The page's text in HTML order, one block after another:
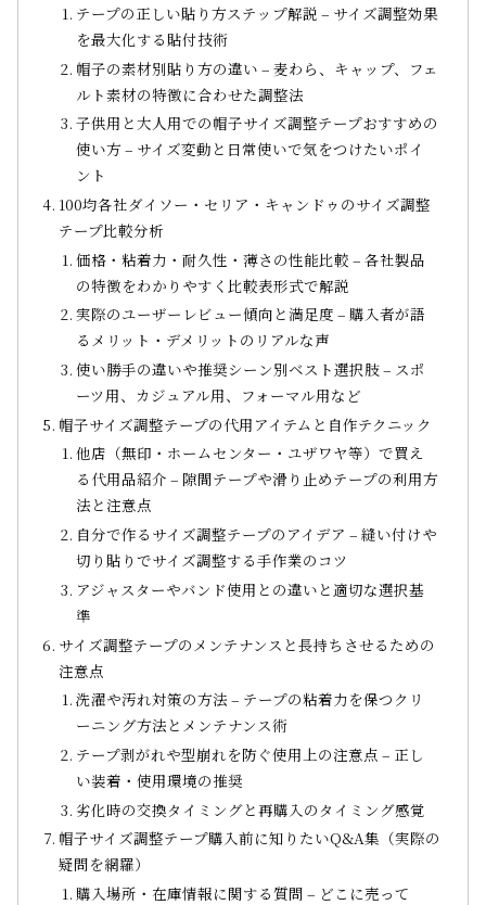
テープの正しい貼り方ステップ解説 – サイズ調整効果
を最大化する貼付技術
帽子の素材別貼り方の違い – 麦わら、キャップ、フェ
ルト素材の特徴に合わせた調整法
子供用と大人用での帽子サイズ調整テープおすすめの
使い方 – サイズ変動と日常使いで気をつけたいポイ
ント
100均各社ダイソー・セリア・キャンドゥのサイズ調整
テープ比較分析
価格・粘着力・耐久性・薄さの性能比較 – 各社製品
の特徴をわかりやすく比較表形式で解説
実際のユーザーレビュー傾向と満足度 – 購入者が語
るメリット・デメリットのリアルな声
使い勝手の違いや推奨シーン別ベスト選択肢 – スポ
ーツ用、カジュアル用、フォーマル用など
帽子サイズ調整テープの代用アイテムと自作テクニック
他店（無印・ホームセンター・ユザワヤ等）で買え
る代用品紹介 – 隙間テープや滑り止めテープの利用方
法と注意点
自分で作るサイズ調整テープのアイデア – 縫い付けや
切り貼りでサイズ調整する手作業のコツ
アジャスターやバンド使用との違いと適切な選択基
準
サイズ調整テープのメンテナンスと長持ちさせるための
注意点
洗濯や汚れ対策の方法 – テープの粘着力を保つクリ
ーニング方法とメンテナンス術
テープ剥がれや型崩れを防ぐ使用上の注意点 – 正し
い装着・使用環境の推奨
劣化時の交換タイミングと再購入のタイミング感覚
帽子サイズ調整テープ購入前に知りたいQ&A集（実際の
疑問を網羅）
購入場所・在庫情報に関する質問 – どこに売って